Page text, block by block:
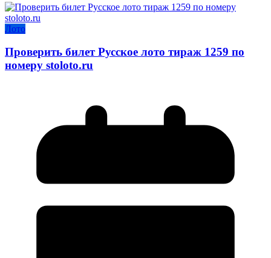
Лото
Проверить билет Русское лото тираж 1259 по
номеру stoloto.ru